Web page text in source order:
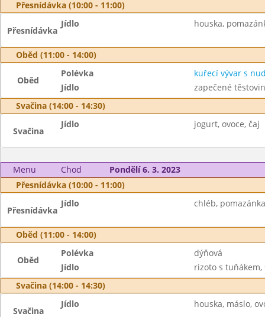
Přesnídávka (10:00 - 11:00)
Přesnídávka
Jídlo houska,
Oběd (11:00 - 14:00)
Oběd
Polévka
kuřecí vývar s
Jídlo
zapečené
Svačina (14:00 - 14:30)
Svačina
Jídlo jogurt, ovoce, čaj
Menu Chod
Pondělí 6. 3. 2023
Přesnídávka (10:00 - 11:00)
Přesnídávka
Jídlo chléb,
Oběd (11:00 - 14:00)
Oběd
Polévka
dýňová
Jídlo
rizoto s tuňákem,
Svačina (14:00 - 14:30)
Svačina
Jídlo houska, máslo,